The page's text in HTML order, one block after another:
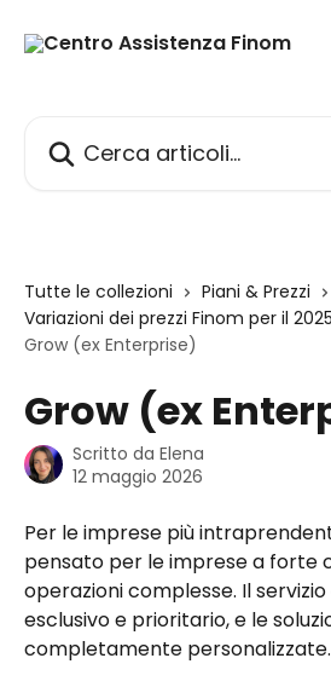
Tutte le collezioni
Piani & Prezzi
Variazioni dei prezzi Finom per il 2025
Grow (ex Enterprise)
Grow (ex
Scritto da Elena
12 maggio 2026
Per le imprese più
pensato per le imprese a forte
operazioni complesse. Il
esclusivo e prioritario, e le
completamente personalizzate.